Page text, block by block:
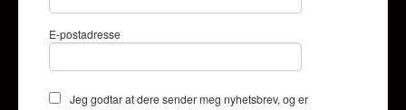
du får en bedre kjøpsopplevelse og
bruker cookies hovedsaklig til å
lagre innloggingsdetaljer og huske
E-postadresse
Jeg godtar at dere sender meg nyhetsbrev, og er